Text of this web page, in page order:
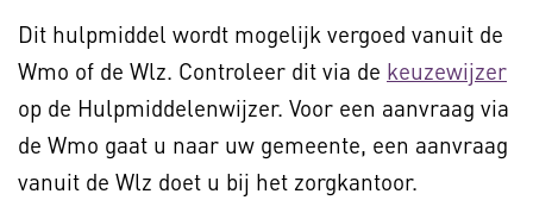
Dit hulpmiddel wordt mogelijk vergoed vanuit de
Wmo of de Wlz. Controleer dit via de keuzewijzer
op de Hulpmiddelenwijzer. Voor een aanvraag via
de Wmo gaat u naar uw gemeente, een aanvraag
vanuit de Wlz doet u bij het zorgkantoor.